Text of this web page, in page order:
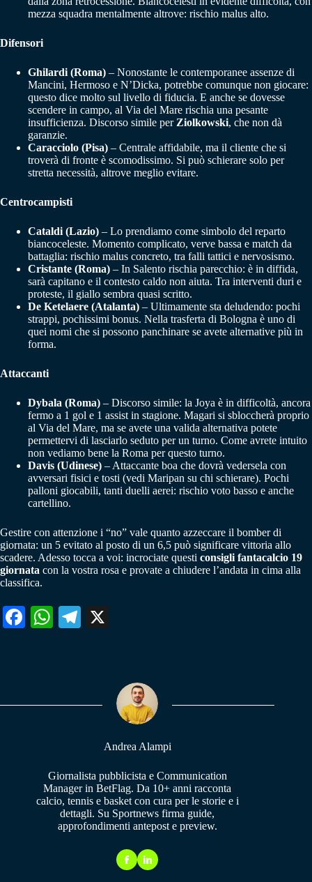
mezza squadra mentalmente altrove: rischio malus alto.
Difensori
Ghilardi (Roma) – Nonostante le contemporanee assenze di
Mancini, Hermoso e N’Dicka, potrebbe comunque non giocare:
questo dice molto sul livello di fiducia. E anche se dovesse
scendere in campo, al Via del Mare rischia una pesante
insufficienza. Discorso simile per Ziolkowski, che non dà
garanzie.
Caracciolo (Pisa) – Centrale affidabile, ma il cliente che si
troverà di fronte è scomodissimo. Si può schierare solo per
stretta necessità, altrove meglio evitare.
Centrocampisti
Cataldi (Lazio) – Lo prendiamo come simbolo del reparto
biancoceleste. Momento complicato, verve bassa e match da
battaglia: rischio malus concreto, tra falli tattici e nervosismo.
Cristante (Roma) – In Salento rischia parecchio: è in diffida,
sarà capitano e il contesto caldo non aiuta. Tra interventi duri e
proteste, il giallo sembra quasi scritto.
De Ketelaere (Atalanta) – Ultimamente sta deludendo: pochi
strappi, pochissimi bonus. Nella trasferta di Bologna è uno di
quei nomi che si possono panchinare se avete alternative più in
forma.
Attaccanti
Dybala (Roma) – Discorso simile: la Joya è in difficoltà, ancora
fermo a 1 gol e 1 assist in stagione. Magari si sbloccherà proprio
al Via del Mare, ma se avete una valida alternativa potete
permettervi di lasciarlo seduto per un turno. Come avrete intuito
non vediamo bene la Roma per questo turno.
Davis (Udinese) – Attaccante boa che dovrà vedersela con
avversari fisici e tosti (vedi Maripan su chi schierare). Pochi
palloni giocabili, tanti duelli aerei: rischio voto basso e anche
cartellino.
Gestire con attenzione i “no” vale quanto azzeccare il bomber di
giornata: un 5 evitato al posto di un 6,5 può significare vittoria allo
scadere. Adesso tocca a voi: incrociate questi consigli fantacalcio 19
giornata con la vostra rosa e provate a chiudere l’andata in cima alla
classifica.
Fa W
pp
Te
m
Andrea Alampi
Giornalista pubblicista e Communication
Manager in BetFlag. Da 10+ anni racconta
calcio, tennis e basket con cura per le storie e i
dettagli. Su Sportnews firma guide,
approfondimenti antepost e preview.